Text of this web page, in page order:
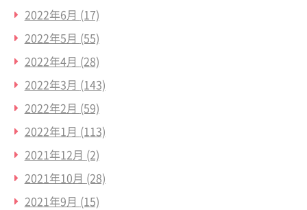
2022年6月 (17)
2022年5月 (55)
2022年4月 (28)
2022年3月 (143)
2022年2月 (59)
2022年1月 (113)
2021年12月 (2)
2021年10月 (28)
2021年9月 (15)